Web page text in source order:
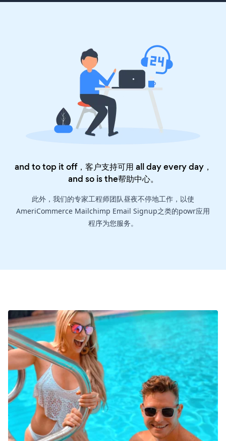
and to top it off，客户支持可用 all day every day，
and so is the帮助中心。
此外，我们的专家工程师团队昼夜不停地工作，以使
AmeriCommerce Mailchimp Email Signup之类的powr应用
程序为您服务。